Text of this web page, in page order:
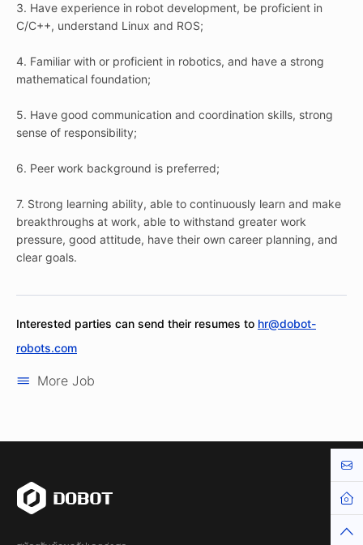
3. Have experience in robot development, be proficient in
C/C++, understand Linux and ROS;
4. Familiar with or proficient in robotics, and have a strong
mathematical foundation;
5. Have good communication and coordination skills, strong
sense of responsibility;
6. Peer work background is preferred;
7. Strong learning ability, able to continuously learn and make
breakthroughs at work, able to withstand greater work
pressure, good attitude, have their own career planning, and
clear goals.
Interested parties can send their resumes to hr@dobot-
robots.com
More Job
Top